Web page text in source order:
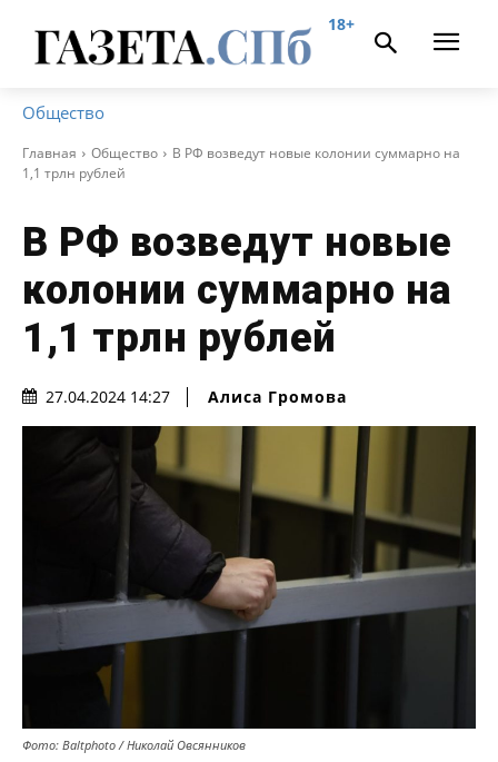
18+
Общество
Главная Общество
В РФ возведут новые колонии суммарно на
1,1 трлн рублей
В РФ возведут новые
колонии суммарно на
1,1 трлн рублей
27.04.2024 14:27 Алиса Громова
Фото: Baltphoto / Николай Овсянников